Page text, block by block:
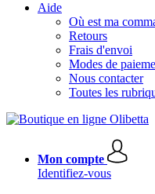
Aide
Où est ma
Retours
Frais d'envoi
Modes de
Nous contacter
Toutes les
Mon compte
Identifiez-vous